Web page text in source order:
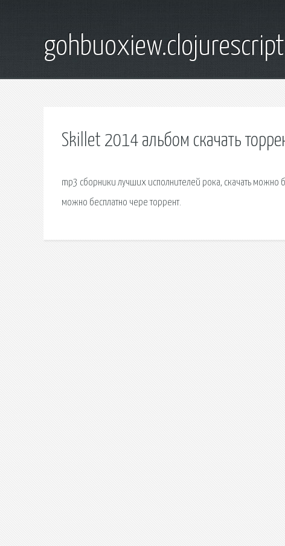
Skillet 2014 альбом скачать
mp3 сборники лучших исполнителей рока, скачать можно
можно бесплатно чере торрент.